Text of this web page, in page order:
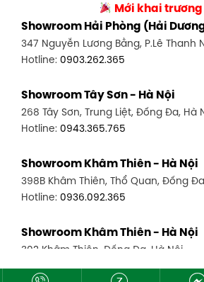
0986.71.8448
Showroom Thuận An - Bình
66 đường DT743, An Phú, Thuận An,
Showroom Biên Hòa - Đồng Nai
452 Nguyễn Ái Quốc, Tân Tiến, TP.
27-29 Nguyễn Sỹ Sách, Hưng Bình, TP
Hotline:0943.960.966
Showroom Buôn Ma Thuột
Hotline:0934.02.18.18
Mới khai trương
Showroom Hải Phòng (Hải
347 Nguyễn Lương Bằng, P.Lê Thanh
Hotline: 0903.262.365
Showroom Tây Sơn - Hà Nội
268 Tây Sơn, Trung Liệt, Đống Đa, Hà
Hotline: 0943.365.765
Showroom Khâm Thiên - Hà Nội
398B Khâm Thiên, Thổ Quan, Đống
Hotline: 0936.092.365
Showroom Khâm Thiên - Hà Nội
302 Khâm Thiên, Đống Đa, Hà Nội
Hotline:0943.980.890